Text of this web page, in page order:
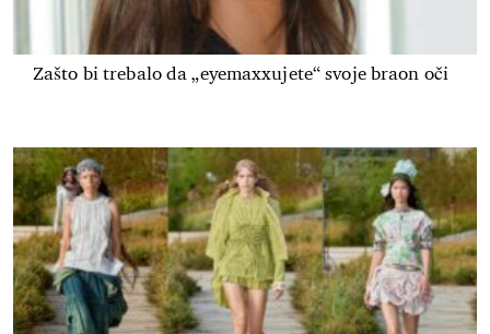
Zašto bi trebalo da „eyemaxxujete“ svoje braon oči